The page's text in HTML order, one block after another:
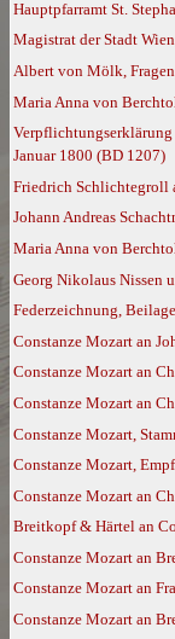
Hauptpfarramt St.
Magistrat der Stadt
Albert von Mölk,
Maria Anna von
Verpflichtungserklärung
Januar 1800 (BD 1207)
Friedrich Schlichtegroll
Johann Andreas
Maria Anna von
Georg Nikolaus Nissen
Federzeichnung,
Constanze Mozart an
Constanze Mozart an
Constanze Mozart an
Constanze Mozart,
Constanze Mozart,
Constanze Mozart an
Breitkopf & Härtel an
Constanze Mozart an
Constanze Mozart an
Constanze Mozart an